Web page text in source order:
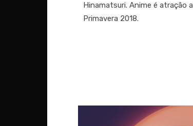
Hinamatsuri. Anime é atração
Primavera 2018.